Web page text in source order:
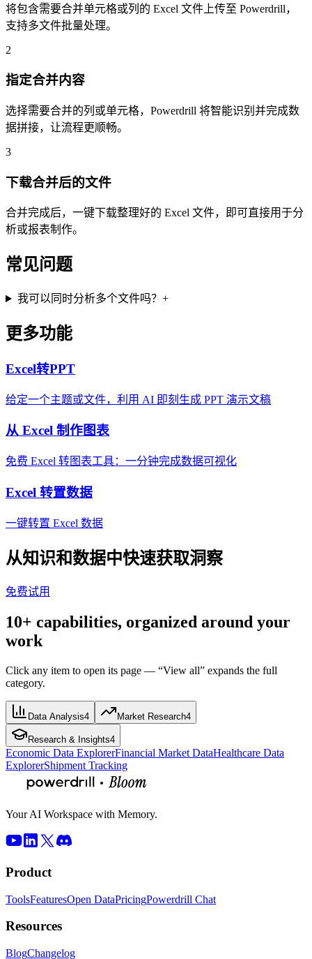
将包含需要合并单元格或列的 Excel 文件上传至 Powerdrill，
支持多文件批量处理。
2
指定合并内容
选择需要合并的列或单元格，Powerdrill 将智能识别并完成数
据拼接，让流程更顺畅。
3
下载合并后的文件
合并完成后，一键下载整理好的 Excel 文件，即可直接用于分
析或报表制作。
常见问题
我可以同时分析多个文件吗？ +
更多功能
Excel转PPT
给定一个主题或文件，利用 AI 即刻生成 PPT 演示文稿
从 Excel 制作图表
免费 Excel 转图表工具：一分钟完成数据可视化
Excel 转置数据
一键转置 Excel 数据
从知识和数据中快速获取洞察
免费试用
10+ capabilities, organized around your
work
Click any item to open its page — “View all” expands the full
category.
Data Analysis4 Market Research4
Research & Insights4
Economic Data ExplorerFinancial Market DataHealthcare Data
ExplorerShipment Tracking
Your AI Workspace with Memory.
Product
ToolsFeaturesOpen DataPricingPowerdrill Chat
Resources
BlogChangelog